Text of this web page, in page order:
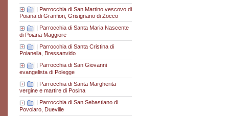
| Parrocchia di San Martino vescovo di
Poiana di Granfion, Grisignano di Zocco
Parrocchia di Santa Maria Nascente
di Poiana Maggiore
| Parrocchia di Santa Cristina di
Poianella, Bressanvido
Parrocchia di San Giovanni
evangelista di Polegge
| Parrocchia di Santa Margherita
vergine e martire di Posina
Parrocchia di San Sebastiano di
Povolaro, Dueville